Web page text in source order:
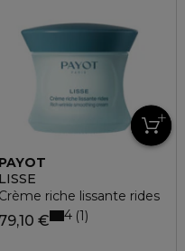
corps
PAYOT
LISSE
Crème riche lissante rides
79,10 € 4 1